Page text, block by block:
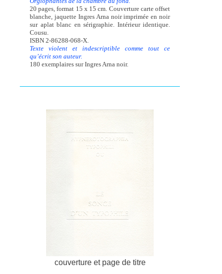
20 pages, format 15 x 15 cm. Couverture carte offset
blanche, jaquette Ingres Arna noir imprimée en noir
sur aplat blanc en sérigraphie. Intérieur identique.
Cousu.
ISBN 2-86288-068-X.
Texte violent et indescriptible comme tout ce
qu’écrit son auteur.
180 exemplaires sur Ingres Arna noir.
couverture et page de titre